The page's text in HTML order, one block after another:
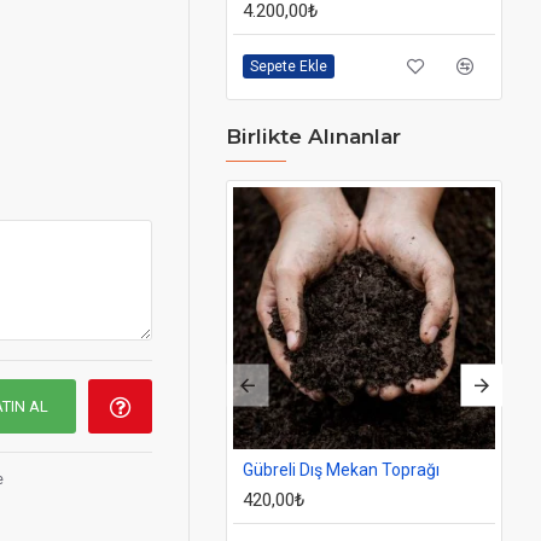
balkon,
Estetik
AL
4.200,00₺
Sepete Ekle
Birlikte Alınanlar
Gübreli Dış Mekan Toprağı
420,00₺